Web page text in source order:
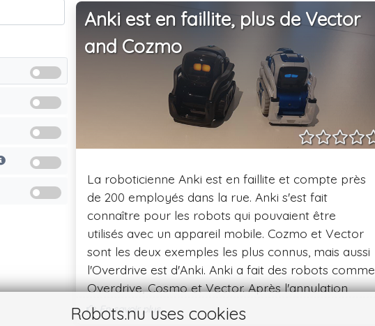
Anki est en faillite, plus de Vector
and Cozmo
La roboticienne Anki est en faillite et compte près
de 200 employés dans la rue. Anki s'est fait
connaître pour les robots qui pouvaient être
utilisés avec un appareil mobile. Cozmo et Vector
sont les deux exemples les plus connus, mais aussi
l'Overdrive est d'Anki. Anki a fait des robots comme
Overdrive, Cosmo et Vector. Après l'annulation
d'une transaction financière à la dernière minute,
En savoir plus...
Robots.nu uses cookies